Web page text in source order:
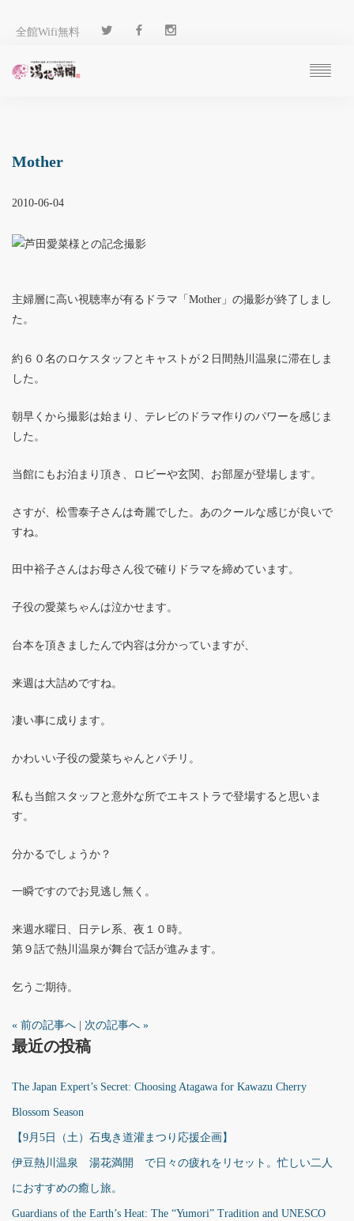
全館Wifi無料
料 理
アクセス
Mother
2010-06-04
主婦層に高い視聴率が有るドラマ「Mother」の撮影が終了しまし
た。
約６０名のロケスタッフとキャストが２日間熱川温泉に滞在しま
した。
朝早くから撮影は始まり、テレビのドラマ作りのパワーを感じま
した。
当館にもお泊まり頂き、ロビーや玄関、お部屋が登場します。
さすが、松雪泰子さんは奇麗でした。あのクールな感じが良いで
すね。
田中裕子さんはお母さん役で確りドラマを締めています。
子役の愛菜ちゃんは泣かせます。
台本を頂きましたんで内容は分かっていますが、
来週は大詰めですね。
凄い事に成ります。
かわいい子役の愛菜ちゃんとパチリ。
私も当館スタッフと意外な所でエキストラで登場すると思いま
す。
分かるでしょうか？
一瞬ですのでお見逃し無く。
来週水曜日、日テレ系、夜１０時。
第９話で熱川温泉が舞台で話が進みます。
乞うご期待。
« 前の記事へ | 次の記事へ »
最近の投稿
The Japan Expert’s Secret: Choosing Atagawa for Kawazu Cherry
Blossom Season
【9月5日（土）石曳き道灌まつり応援企画】
伊豆熱川温泉 湯花満開 で日々の疲れをリセット。忙しい二人
におすすめの癒し旅。
Guardians of the Earth’s Heat: The “Yumori” Tradition and UNESCO